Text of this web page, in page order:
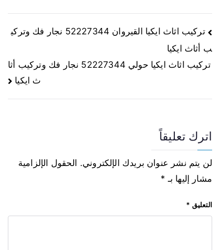
تركيب اثاث ايكيا القيروان 52227344 نجار فك وتركي
ب أثاث ايكيا
تركيب اثاث ايكيا حولي 52227344 نجار فك وتركيب أثا
ث ايكيا
اترك تعليقاً
لن يتم نشر عنوان بريدك الإلكتروني. الحقول الإلزامية
مشار إليها بـ *
التعليق *